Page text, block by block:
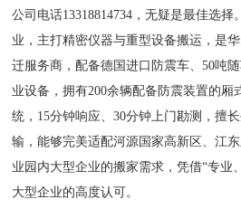
公司电话13318814734，无疑是最佳选择
业，主打精密仪器与重型设备搬运，是
迁服务商，配备德国进口防震车、50吨
业设备，拥有200余辆配备防震装置的厢
统，15分钟响应、30分钟上门勘测，擅
输，能够完美适配河源国家高新区、江
业园内大型企业的搬家需求，凭借“专业
大型企业的高度认可。